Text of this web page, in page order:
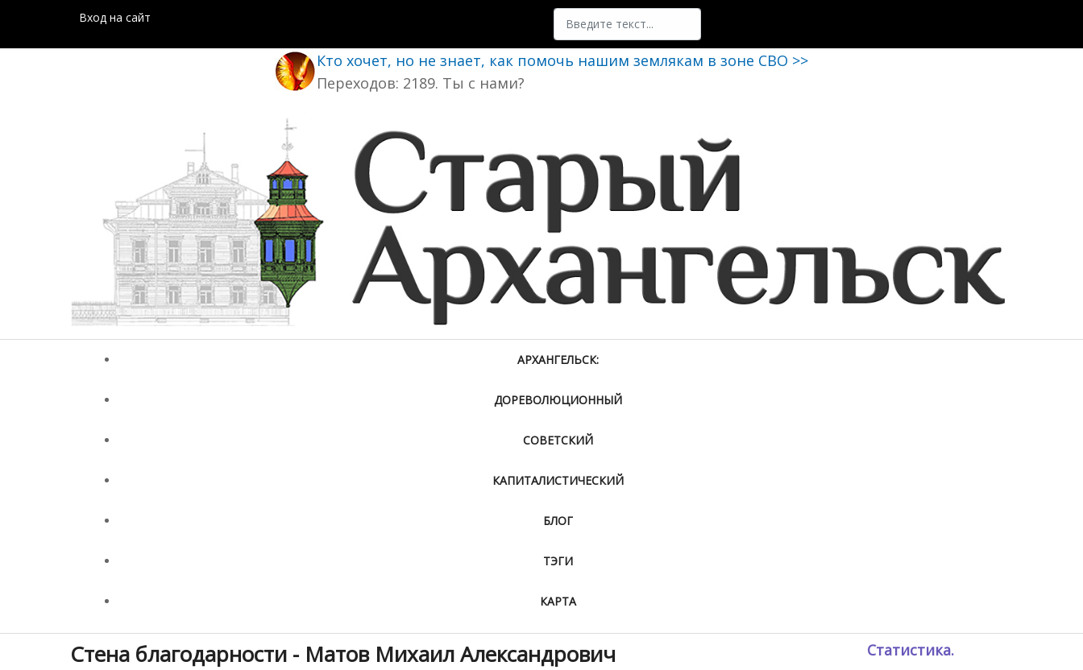
Вход на сайт Поиск
Кто хочет, но не знает, как помочь нашим землякам в зоне СВО >>
Переходов: 2189. Ты с нами?
АРХАНГЕЛЬСК:
ДОРЕВОЛЮЦИОННЫЙ
СОВЕТСКИЙ
КАПИТАЛИСТИЧЕСКИЙ
БЛОГ
ТЭГИ
КАРТА
Стена благодарности - Матов Михаил Александрович Статистика.